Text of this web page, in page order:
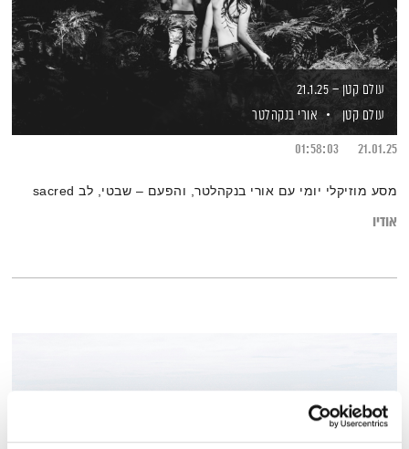
עולם קטן – 21.1.25
עולם קטן
אורי בנקהלטר
21.01.25
01:58:03
מסע מוזיקלי יומי עם אורי בנקהלטר, והפעם – שבטי, לב sacred
אודיו